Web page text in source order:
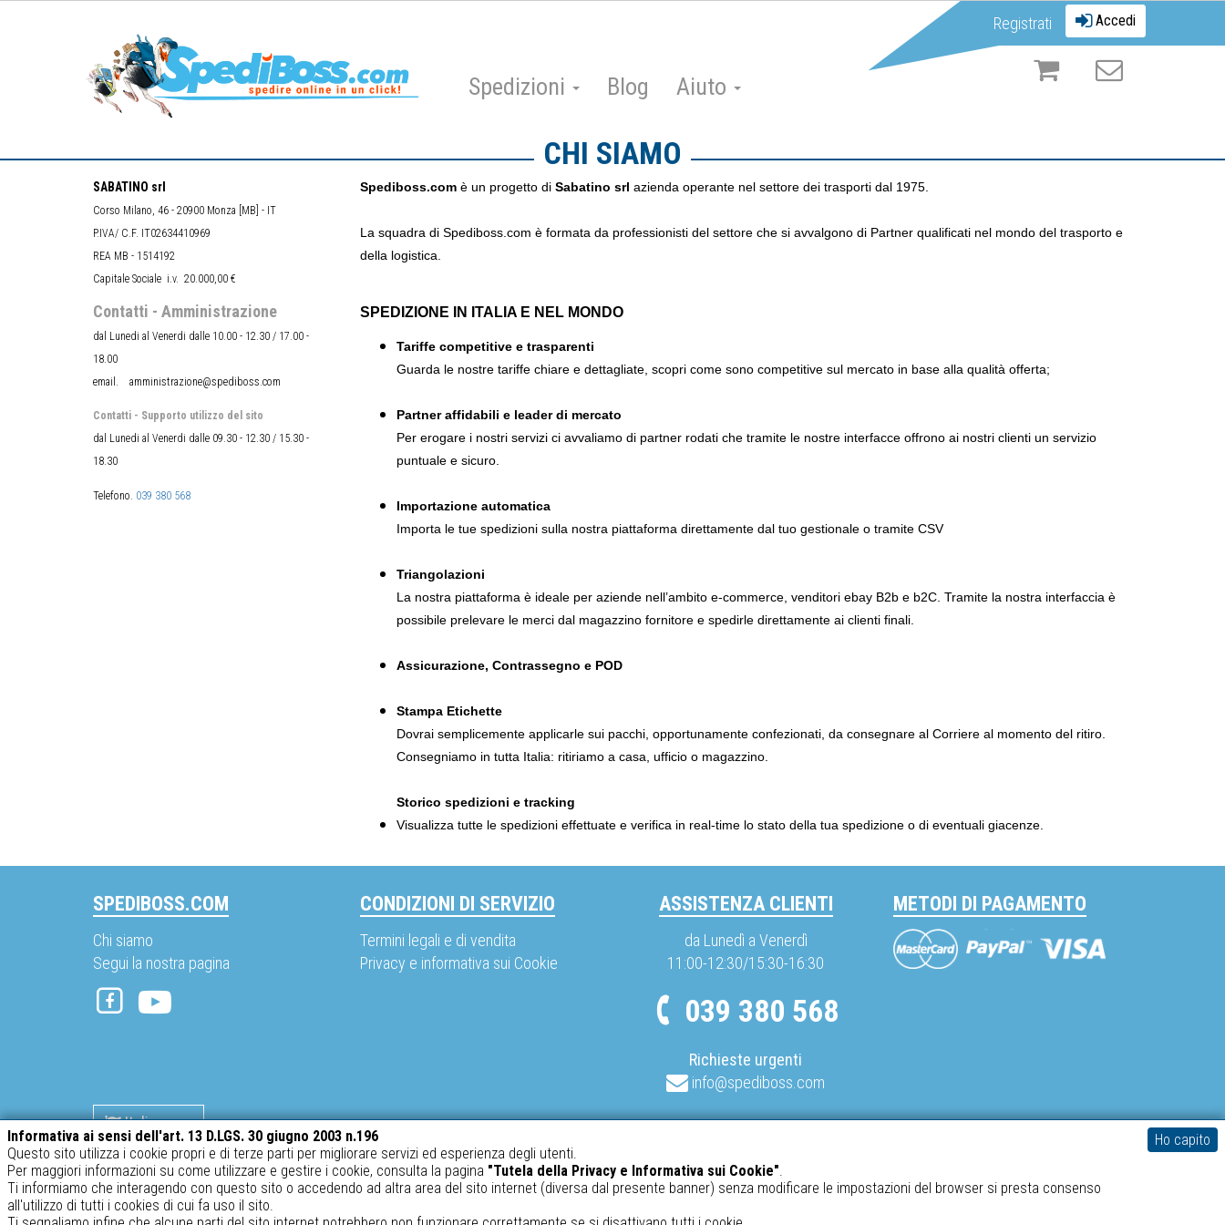
Informativa ai sensi dell'art. 13 D.LGS. 30 giugno 2003 n.196
Questo sito utilizza i cookie propri e di terze parti per migliorare servizi ed esperienza degli utenti.
Per maggiori informazioni su come utilizzare e gestire i cookie, consulta la pagina "Tutela della Privacy e Informativa sui Cookie".
Ti informiamo che interagendo con questo sito o accedendo ad altra area del sito internet (diversa dal presente banner) senza modificare le impostazioni del browser si presta consenso
all'utilizzo di tutti i cookies di cui fa uso il sito.
Ho capito
Registrati Accedi
Spedizioni Blog Aiuto
CHI SIAMO
SABATINO srl
Corso Milano, 46 - 20900 Monza [MB] - IT
P.IVA/ C.F. IT02634410969
REA MB - 1514192
Capitale Sociale i.v. 20.000,00 €
Contatti - Amministrazione
dal Lunedi al Venerdi dalle 10.00 - 12.30 / 17.00 -
18.00
email. amministrazione@spediboss.com
Contatti - Supporto utilizzo del sito
dal Lunedi al Venerdi dalle 09.30 - 12.30 / 15.30 -
18.30
Telefono. 039 380 568
Spediboss.com è un progetto di Sabatino srl azienda operante nel settore dei trasporti dal 1975.
La squadra di Spediboss.com è formata da professionisti del settore che si avvalgono di Partner qualificati nel mondo del trasporto e
della logistica.
SPEDIZIONE IN ITALIA E NEL MONDO
Tariffe competitive e trasparenti
Guarda le nostre tariffe chiare e dettagliate, scopri come sono competitive sul mercato in base alla qualità offerta;
Partner affidabili e leader di mercato
Per erogare i nostri servizi ci avvaliamo di partner rodati che tramite le nostre interfacce offrono ai nostri clienti un servizio
puntuale e sicuro.
Importazione automatica
Importa le tue spedizioni sulla nostra piattaforma direttamente dal tuo gestionale o tramite CSV
Triangolazioni
La nostra piattaforma è ideale per aziende nell’ambito e-commerce, venditori ebay B2b e b2C. Tramite la nostra interfaccia è
possibile prelevare le merci dal magazzino fornitore e spedirle direttamente ai clienti finali.
Assicurazione, Contrassegno e POD
Stampa Etichette
Dovrai semplicemente applicarle sui pacchi, opportunamente confezionati, da consegnare al Corriere al momento del ritiro.
Consegniamo in tutta Italia: ritiriamo a casa, ufficio o magazzino.
Storico spedizioni e tracking
Visualizza tutte le spedizioni effettuate e verifica in real-time lo stato della tua spedizione o di eventuali giacenze.
SPEDIBOSS.COM
Chi siamo
Segui la nostra pagina
CONDIZIONI DI SERVIZIO
Termini legali e di vendita
Privacy e informativa sui Cookie
ASSISTENZA CLIENTI
da Lunedì a Venerdì
11:00-12:30/15:30-16:30
039 380 568
Richieste urgenti
info@spediboss.com
METODI DI PAGAMENTO
Mastercard Visa
Italiano
SABATINO srl – P.IVA 02634410969 spediboss.com © 2014-2026